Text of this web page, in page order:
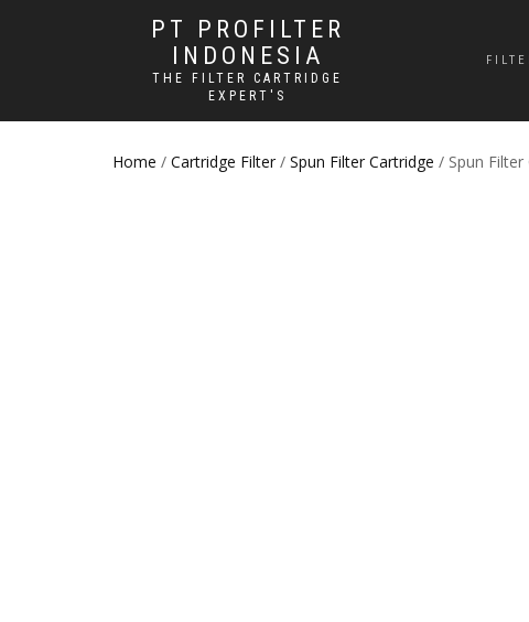
PT PROFILTER
INDONESIA
THE FILTER CARTRIDGE
EXPERT'S
Home / Cartridge Filter / Spun Filter Cartridge / Spun